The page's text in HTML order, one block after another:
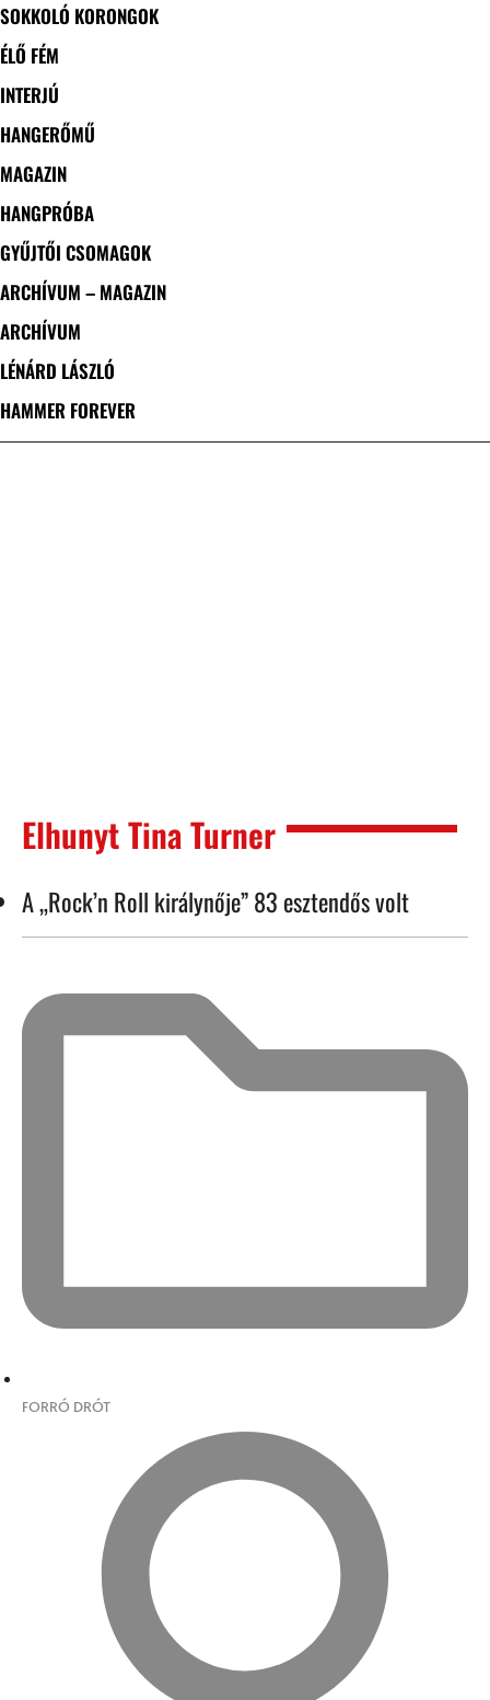
SOKKOLÓ KORONGOK
ÉLŐ FÉM
INTERJÚ
HANGERŐMŰ
MAGAZIN
HANGPRÓBA
GYŰJTŐI CSOMAGOK
ARCHÍVUM – MAGAZIN
ARCHÍVUM
LÉNÁRD LÁSZLÓ
HAMMER FOREVER
Elhunyt Tina Turner
A „Rock’n Roll királynője” 83 esztendős volt
FORRÓ DRÓT